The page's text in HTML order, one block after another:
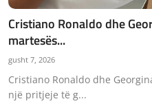
Cristiano Ronaldo dhe
martesës...
gusht 7, 2026
Cristiano Ronaldo dhe
një pritjeje të g...